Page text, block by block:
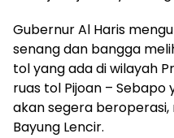
Gubernur Al Haris
senang dan bangga
tol yang ada di wilayah
ruas tol Pijoan –
akan segera beroperasi,
Bayung Lencir.